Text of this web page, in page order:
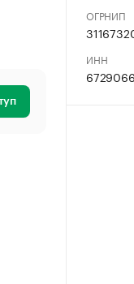
ОГРНИП
ИНН